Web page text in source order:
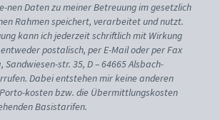
nen Daten zu meiner Betreuung im gesetzlich
Rahmen speichert, verarbeitet und nutzt.
kann ich jederzeit schriftlich mit Wirkung
postalisch, per E-Mail oder per Fax
Sandwiesen-str. 35, D – 64665 Alsbach-
Dabei entstehen mir keine anderen
kosten bzw. die Übermittlungskosten
Basistarifen.